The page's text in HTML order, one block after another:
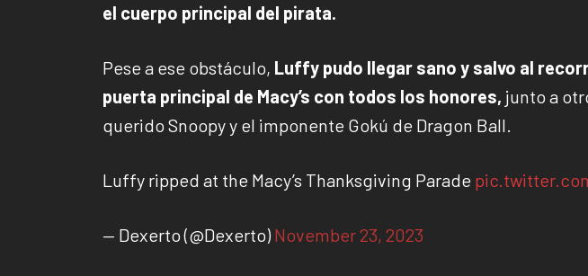
el cuerpo principal del pirata.
Pese a ese obstáculo, Luffy pudo llegar sano y salvo al
puerta principal de Macy’s con todos los honores, junto a
querido Snoopy y el imponente Gokú de Dragon Ball.
Luffy ripped at the Macy’s Thanksgiving Parade
— Dexerto (@Dexerto) November 23, 2023